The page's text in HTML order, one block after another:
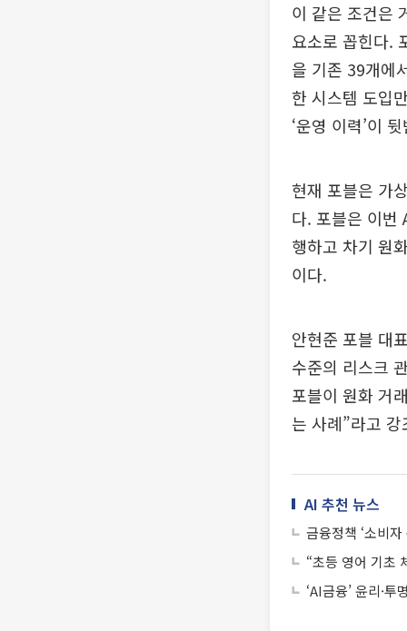
이 같은 조건은
요소로 꼽힌다.
을 기존 39개에
한 시스템 도입
‘운영 이력’이
현재 포블은 가
다. 포블은 이번
행하고 차기 원
이다.
안현준 포블 대
수준의 리스크
포블이 원화 거
는 사례”라고 강
AI 추천 뉴스
금융정책 ‘소비
“초등 영어 기초
‘AI금융’ 윤리·투